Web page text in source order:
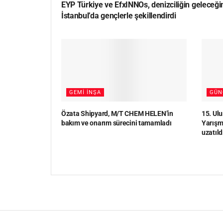
EYP Türkiye ve EfxINNOs, denizciliğin
İstanbul’da gençlerle şekillendirdi
GEMI İNŞA
Özata Shipyard, M/T CHEM HELEN’in
bakım ve onarım sürecini tamamladı
15.